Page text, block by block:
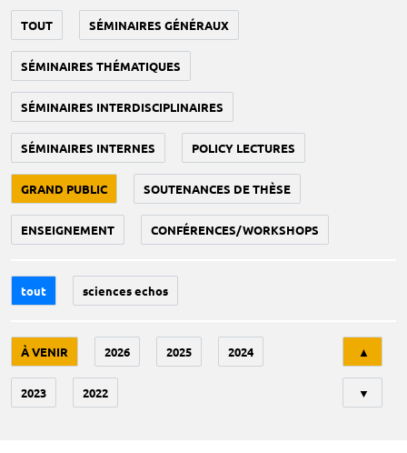
TOUT SÉMINAIRES GÉNÉRAUX
SÉMINAIRES THÉMATIQUES
SÉMINAIRES INTERDISCIPLINAIRES
SÉMINAIRES INTERNES POLICY LECTURES
GRAND PUBLIC SOUTENANCES DE THÈSE
ENSEIGNEMENT CONFÉRENCES/WORKSHOPS
tout sciences echos
À VENIR 2026 2025 2024
2023 2022
▲
▼